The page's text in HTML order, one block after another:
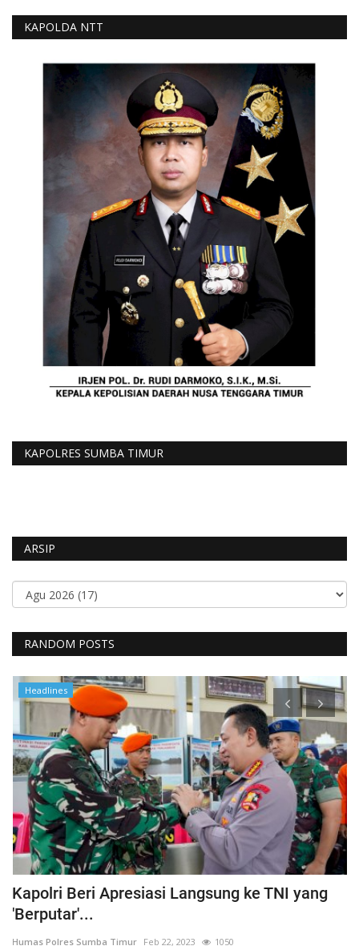
KAPOLDA NTT
KAPOLRES SUMBA TIMUR
ARSIP
RANDOM POSTS
Headlines
Kapolri Beri Apresiasi Langsung ke TNI yang
'Berputar'...
Humas Polres Sumba Timur Feb 22, 2023 1050